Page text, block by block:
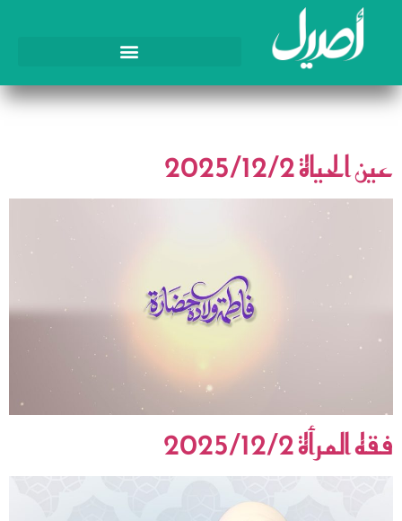
اليوم:2 ديسمبر، 2025
عين الحياة 2025/12/2
فقه المرأة 2025/12/2